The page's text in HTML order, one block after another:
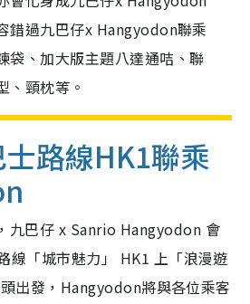
錯過九巴仔x Hangyodon聯乘
袋、加大版主題八達通咭、聯
、頸枕等。
路線HK1聯乘
九巴仔 x Sanrio Hangyodon 會
線「城市魅力」 HK1 上「浪漫遊
出發，Hangyodon將與各位乘客